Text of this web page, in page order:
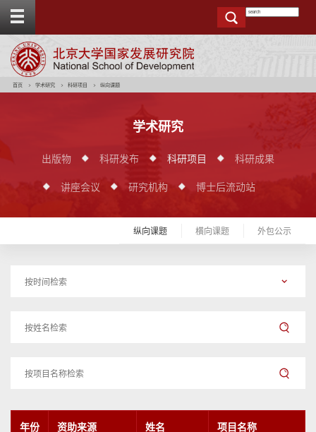
t
首页 学术研究 科研项目 纵向课题
学术研究
出版物 科研发布 科研项目
科研成果
讲座会议
研究机构 博士后流动站
纵向课题 横向课题 外包公示
年份 资助来源 姓名 项目名称